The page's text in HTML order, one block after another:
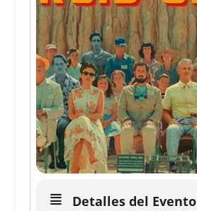
Detalles del Evento